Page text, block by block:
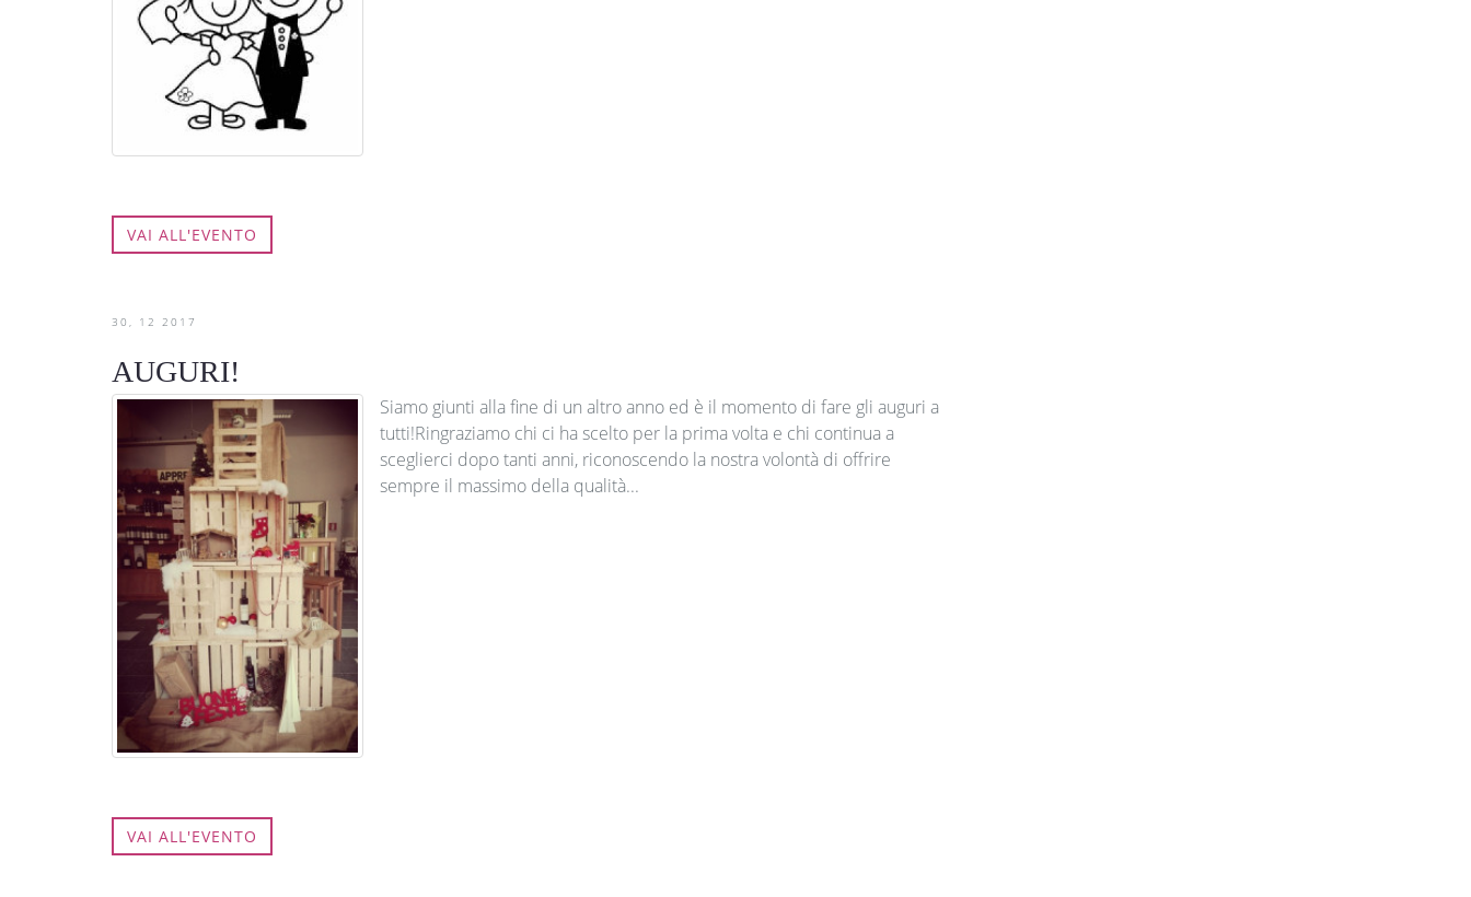
VAI ALL'EVENTO
30 12 2017
AUGURI!
Siamo giunti alla fine di un altro anno ed è il momento di fare gli auguri a
tutti!Ringraziamo chi ci ha scelto per la prima volta e chi continua a
sceglierci dopo tanti anni, riconoscendo la nostra volontà di offrire
sempre il massimo della qualità...
VAI ALL'EVENTO